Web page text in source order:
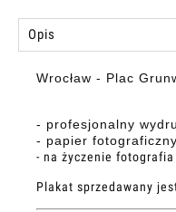
Opis
Wrocław - Plac
- profesjonalny
- papier
- na życzenie
Plakat sprzedawany